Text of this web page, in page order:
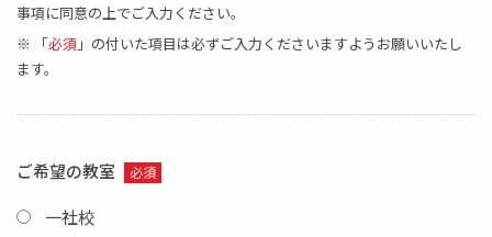
事項に同意の上でご入力ください。
※ 「必須 」の付いた項目は必ずご入力くださいますようお願いいたし
ます。
ご希望の教室 必須
一社校